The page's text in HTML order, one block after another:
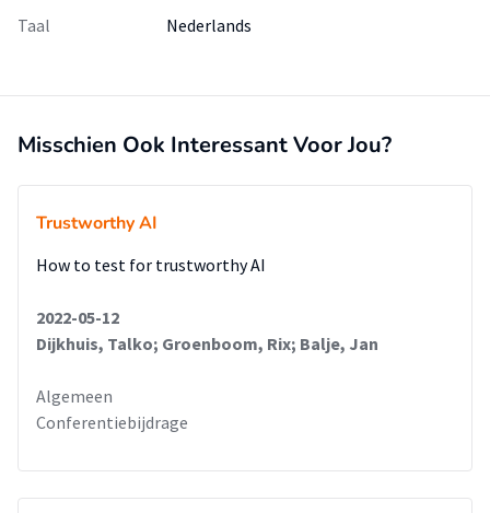
Taal
Nederlands
Misschien Ook Interessant Voor Jou?
Trustworthy AI
How to test for trustworthy AI
2022-05-12
Dijkhuis, Talko; Groenboom, Rix; Balje, Jan
Algemeen
Conferentiebijdrage